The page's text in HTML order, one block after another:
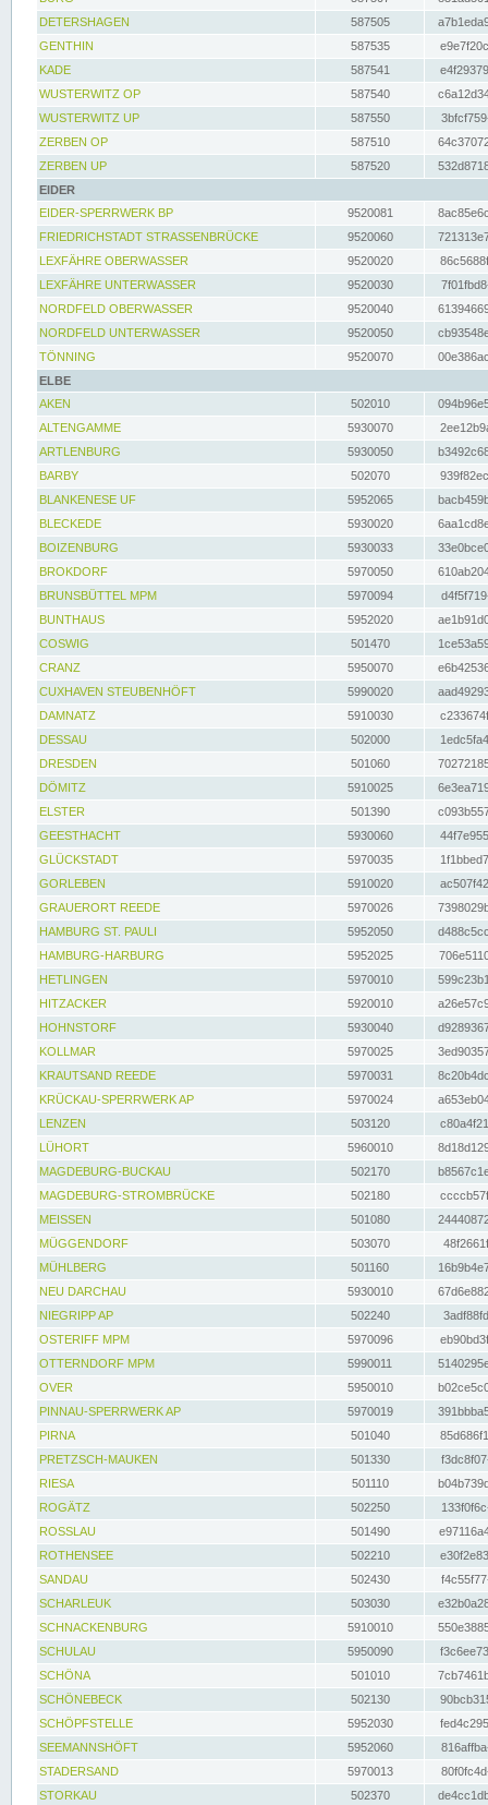
DETERSHAGEN
587505
GENTHIN
587535
KADE
587541
WUSTERWITZ OP
587540
WUSTERWITZ UP
587550
ZERBEN OP
587510
ZERBEN UP
587520
EIDER
EIDER-SPERRWERK BP
9520081
FRIEDRICHSTADT STRASSENBRÜCKE
9520060
LEXFÄHRE OBERWASSER
9520020
LEXFÄHRE UNTERWASSER
9520030
NORDFELD OBERWASSER
9520040
NORDFELD UNTERWASSER
9520050
TÖNNING
9520070
ELBE
AKEN
502010
ALTENGAMME
5930070
ARTLENBURG
5930050
BARBY
502070
BLANKENESE UF
5952065
BLECKEDE
5930020
BOIZENBURG
5930033
BROKDORF
5970050
BRUNSBÜTTEL MPM
5970094
BUNTHAUS
5952020
COSWIG
501470
CRANZ
5950070
CUXHAVEN STEUBENHÖFT
5990020
DAMNATZ
5910030
DESSAU
502000
DRESDEN
501060
DÖMITZ
5910025
ELSTER
501390
GEESTHACHT
5930060
GLÜCKSTADT
5970035
GORLEBEN
5910020
GRAUERORT REEDE
5970026
HAMBURG ST. PAULI
5952050
HAMBURG-HARBURG
5952025
HETLINGEN
5970010
HITZACKER
5920010
HOHNSTORF
5930040
KOLLMAR
5970025
KRAUTSAND REEDE
5970031
KRÜCKAU-SPERRWERK AP
5970024
LENZEN
503120
LÜHORT
5960010
MAGDEBURG-BUCKAU
502170
MAGDEBURG-STROMBRÜCKE
502180
MEISSEN
501080
MÜGGENDORF
503070
MÜHLBERG
501160
NEU DARCHAU
5930010
NIEGRIPP AP
502240
OSTERIFF MPM
5970096
OTTERNDORF MPM
5990011
OVER
5950010
PINNAU-SPERRWERK AP
5970019
PIRNA
501040
PRETZSCH-MAUKEN
501330
RIESA
501110
ROGÄTZ
502250
ROSSLAU
501490
ROTHENSEE
502210
SANDAU
502430
SCHARLEUK
503030
SCHNACKENBURG
5910010
SCHULAU
5950090
SCHÖNA
501010
SCHÖNEBECK
502130
SCHÖPFSTELLE
5952030
SEEMANNSHÖFT
5952060
STADERSAND
5970013
STORKAU
502370